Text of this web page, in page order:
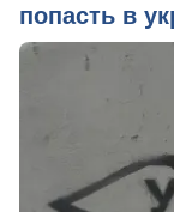
попасть в